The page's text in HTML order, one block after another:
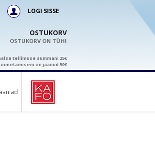
LOGI SISSE
OSTUKORV
OSTUKORV ON TÜHI
tellimuse summani 25€
on jäänud 50€